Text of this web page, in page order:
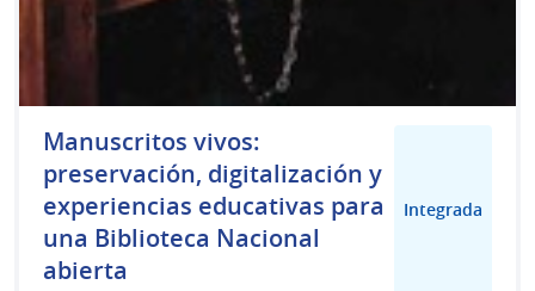
Manuscritos vivos:
preservación, digitalización y
experiencias educativas para
una Biblioteca Nacional
abierta
Integrada